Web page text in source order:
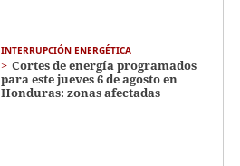
INTERRUPCIÓN ENERGÉTICA
Cortes de energía programados
para este jueves 6 de agosto en
Honduras: zonas afectadas